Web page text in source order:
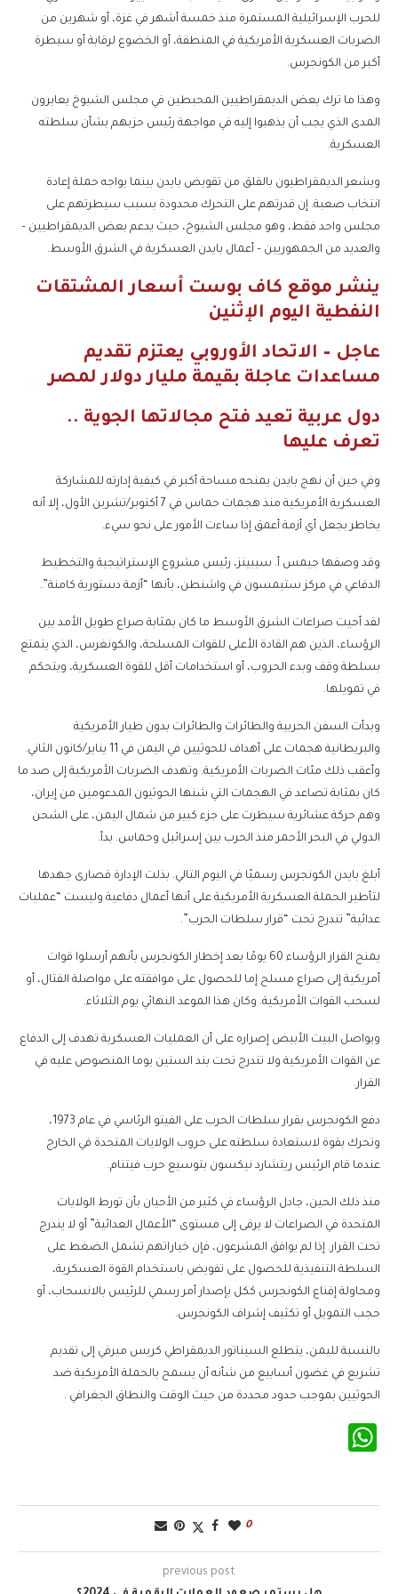
للحرب الإسرائيلية المستمرة منذ خمسة أشهر في غزة، أو شهرين من
الضربات العسكرية الأمريكية في المنطقة، أو الخضوع لرقابة أو سيطرة
أكبر من الكونجرس.
وهذا ما ترك بعض الديمقراطيين المحبطين في مجلس الشيوخ يعايرون
المدى الذي يجب أن يذهبوا إليه في مواجهة رئيس حزبهم بشأن سلطته
العسكرية.
ويشعر الديمقراطيون بالقلق من تقويض بايدن بينما يواجه حملة إعادة
انتخاب صعبة. إن قدرتهم على التحرك محدودة بسبب سيطرتهم على
مجلس واحد فقط، وهو مجلس الشيوخ، حيث يدعم بعض الديمقراطيين –
والعديد من الجمهوريين – أعمال بايدن العسكرية في الشرق الأوسط.
ينشر موقع كاف بوست أسعار المشتقات
النفطية اليوم الإثنين
عاجل – الاتحاد الأوروبي يعتزم تقديم
مساعدات عاجلة بقيمة مليار دولار لمصر
دول عربية تعيد فتح مجالاتها الجوية ..
تعرف عليها
وفي حين أن نهج بايدن يمنحه مساحة أكبر في كيفية إدارته للمشاركة
العسكرية الأمريكية منذ هجمات حماس في 7 أكتوبر/تشرين الأول، إلا أنه
يخاطر بجعل أي أزمة أعمق إذا ساءت الأمور على نحو سيء.
وقد وصفها جيمس أ. سيبينز، رئيس مشروع الإستراتيجية والتخطيط
الدفاعي في مركز ستيمسون في واشنطن، بأنها “أزمة دستورية كامنة”.
لقد أحيت صراعات الشرق الأوسط ما كان بمثابة صراع طويل الأمد بين
الرؤساء، الذين هم القادة الأعلى للقوات المسلحة، والكونغرس، الذي يتمتع
بسلطة وقف وبدء الحروب، أو استخدامات أقل للقوة العسكرية، ويتحكم
في تمويلها.
وبدأت السفن الحربية والطائرات والطائرات بدون طيار الأمريكية
والبريطانية هجمات على أهداف للحوثيين في اليمن في 11 يناير/كانون الثاني.
وأعقب ذلك مئات الضربات الأمريكية. وتهدف الضربات الأمريكية إلى صد ما
كان بمثابة تصاعد في الهجمات التي شنها الحوثيون المدعومين من إيران،
وهم حركة عشائرية سيطرت على جزء كبير من شمال اليمن، على الشحن
الدولي في البحر الأحمر منذ الحرب بين إسرائيل وحماس. بدأ.
أبلغ بايدن الكونجرس رسميًا في اليوم التالي. بذلت الإدارة قصارى جهدها
لتأطير الحملة العسكرية الأمريكية على أنها أعمال دفاعية وليست “عمليات
عدائية” تندرج تحت “قرار سلطات الحرب”.
يمنح القرار الرؤساء 60 يومًا بعد إخطار الكونجرس بأنهم أرسلوا قوات
أمريكية إلى صراع مسلح إما للحصول على موافقته على مواصلة القتال، أو
لسحب القوات الأمريكية. وكان هذا الموعد النهائي يوم الثلاثاء.
ويواصل البيت الأبيض إصراره على أن العمليات العسكرية تهدف إلى الدفاع
عن القوات الأمريكية ولا تندرج تحت بند الستين يوما المنصوص عليه في
القرار.
دفع الكونجرس بقرار سلطات الحرب على الفيتو الرئاسي في عام 1973،
وتحرك بقوة لاستعادة سلطته على حروب الولايات المتحدة في الخارج
عندما قام الرئيس ريتشارد نيكسون بتوسيع حرب فيتنام.
منذ ذلك الحين، جادل الرؤساء في كثير من الأحيان بأن تورط الولايات
المتحدة في الصراعات لا يرقى إلى مستوى “الأعمال العدائية” أو لا يندرج
تحت القرار. إذا لم يوافق المشرعون، فإن خياراتهم تشمل الضغط على
السلطة التنفيذية للحصول على تفويض باستخدام القوة العسكرية،
ومحاولة إقناع الكونجرس ككل بإصدار أمر رسمي للرئيس بالانسحاب، أو
حجب التمويل أو تكثيف إشراف الكونجرس.
بالنسبة لليمن، يتطلع السيناتور الديمقراطي كريس ميرفي إلى تقديم
تشريع في غضون أسابيع من شأنه أن يسمح بالحملة الأمريكية ضد
الحوثيين بموجب حدود محددة من حيث الوقت والنطاق الجغرافي .
0
previous post